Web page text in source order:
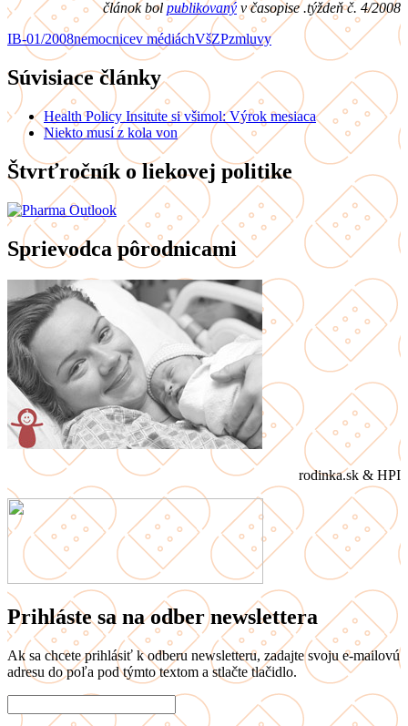
článok bol publikovaný v časopise .týždeň č. 4/2008
IB-01/2008nemocnicev médiáchVšZPzmluvy
Súvisiace články
Health Policy Insitute si všimol: Výrok mesiaca
Niekto musí z kola von
Štvrťročník o liekovej politike
Sprievodca pôrodnicami
rodinka.sk & HPI
Prihláste sa na odber newslettera
Ak sa chcete prihlásiť k odberu newsletteru, zadajte svoju e-mailovú
adresu do poľa pod týmto textom a stlačte tlačidlo.